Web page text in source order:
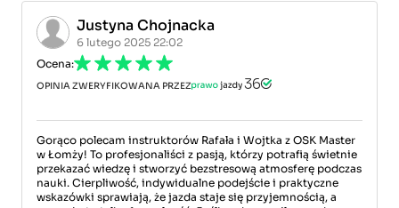
Justyna Chojnacka
6 lutego 2025 22:02
Ocena:
OPINIA ZWERYFIKOWANA PRZEZ
Gorąco polecam instruktorów Rafała i Wojtka z OSK Master
w Łomży! To profesjonaliści z pasją, którzy potrafią świetnie
przekazać wiedzę i stworzyć bezstresową atmosferę podczas
nauki. Cierpliwość, indywidualne podejście i praktyczne
wskazówki sprawiają, że jazda staje się przyjemnością, a